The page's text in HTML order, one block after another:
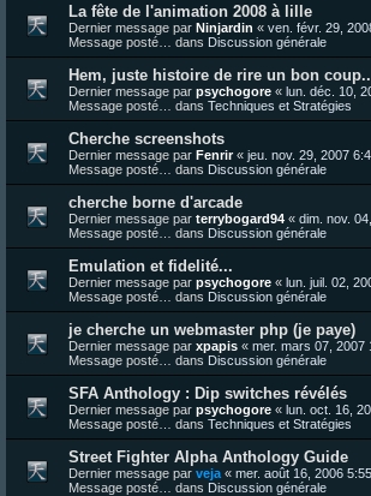
La fête de l'animation 2008 à lille
Dernier message par Ninjardin « ven. févr. 29,
Message posté… dans Discussion générale
Hem, juste histoire de rire un bon
Dernier message par psychogore « lun. déc. 10,
Message posté… dans Techniques et Stratégies
Cherche screenshots
Dernier message par Fenrir« jeu. nov. 29, 2007
Message posté… dans Discussion générale
cherche borne d'arcade
Dernier message par terrybogard94 « dim. nov.
Message posté… dans Discussion générale
Emulation et fidelité...
Dernier message par psychogore « lun. juil. 02,
Message posté… dans Discussion générale
je cherche un webmaster php (je paye)
Dernier message par xpapis « mer. mars 07, 2007
Message posté… dans Discussion générale
SFA Anthology : Dip switches révélés
Dernier message par psychogore « lun. oct. 16,
Message posté… dans Techniques et Stratégies
Street Fighter Alpha Anthology Guide
Dernier message par veja « mer. août 16, 2006
Message posté… dans Discussion générale